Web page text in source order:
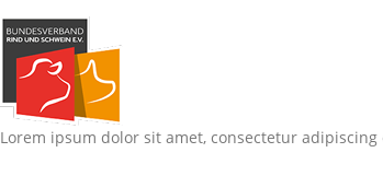
Lorem ipsum dolor sit amet, consectetur